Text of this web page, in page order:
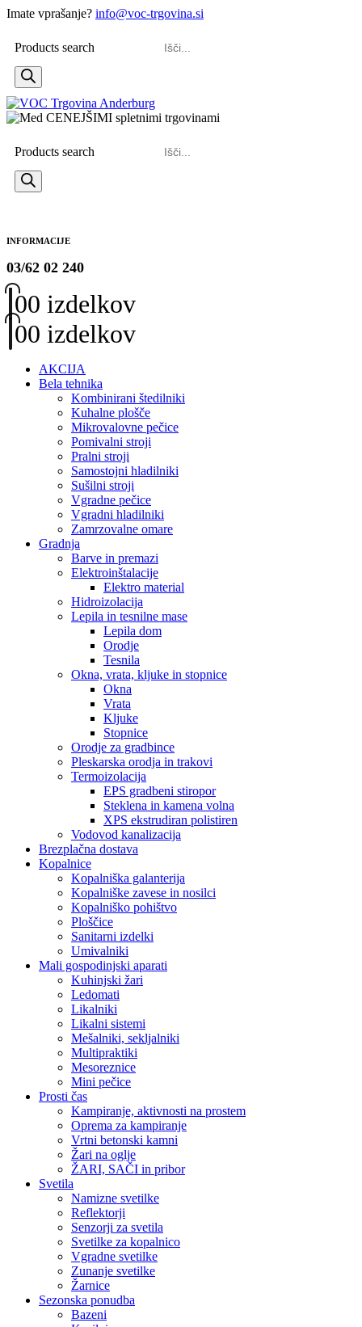
Imate vprašanje? info@voc-trgovina.si
Products search
Products search
INFORMACIJE
03/62 02 240
00 izdelkov
00 izdelkov
AKCIJA
Bela tehnika
Kombinirani štedilniki
Kuhalne plošče
Mikrovalovne pečice
Pomivalni stroji
Pralni stroji
Samostojni hladilniki
Sušilni stroji
Vgradne pečice
Vgradni hladilniki
Zamrzovalne omare
Gradnja
Barve in premazi
Elektroinštalacije
Elektro material
Hidroizolacija
Lepila in tesnilne mase
Lepila dom
Orodje
Tesnila
Okna, vrata, kljuke in stopnice
Okna
Vrata
Kljuke
Stopnice
Orodje za gradbince
Pleskarska orodja in trakovi
Termoizolacija
EPS gradbeni stiropor
Steklena in kamena volna
XPS ekstrudiran polistiren
Vodovod kanalizacija
Brezplačna dostava
Kopalnice
Kopalniška galanterija
Kopalniške zavese in nosilci
Kopalniško pohištvo
Ploščice
Sanitarni izdelki
Umivalniki
Mali gospodinjski aparati
Kuhinjski žari
Ledomati
Likalniki
Likalni sistemi
Mešalniki, sekljalniki
Multipraktiki
Mesoreznice
Mini pečice
Prosti čas
Kampiranje, aktivnosti na prostem
Oprema za kampiranje
Vrtni betonski kamni
Žari na oglje
ŽARI, SAČI in pribor
Svetila
Namizne svetilke
Reflektorji
Senzorji za svetila
Svetilke za kopalnico
Vgradne svetilke
Zunanje svetilke
Žarnice
Sezonska ponudba
Bazeni